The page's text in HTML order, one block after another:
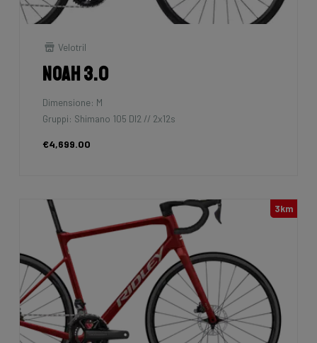
Velotril
Noah 3.0
Dimensione: M
Gruppi: Shimano 105 DI2 // 2x12s
€4,699.00
3km